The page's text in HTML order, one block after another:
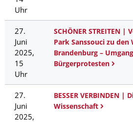
Uhr
27.
Juni
2025,
15
Uhr
SCHÖNER STREITEN
Park Sanssouci zu
Brandenburg –
Bürgerprotesten
27.
Juni
2025,
BESSER VERBINDEN
Wissenschaft